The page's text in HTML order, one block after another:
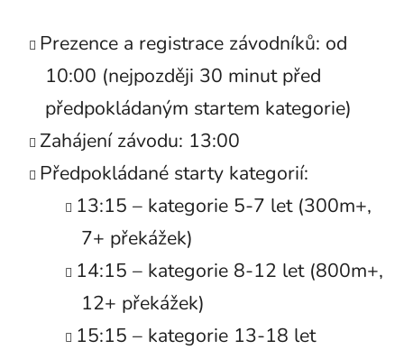
Prezence a registrace závodníků: od
10:00 (nejpozději 30 minut před
předpokládaným startem kategorie)
Zahájení závodu: 13:00
Předpokládané starty kategorií:
13:15 – kategorie 5-7 let (300m+,
7+ překážek)
14:15 – kategorie 8-12 let (800m+,
12+ překážek)
15:15 – kategorie 13-18 let